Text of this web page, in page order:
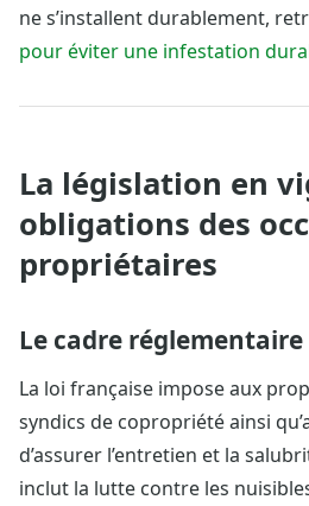
ne s’installent durablement,
pour éviter une infestation
La législation en
obligations des
propriétaires
Le cadre
La loi française impose aux
syndics de copropriété ainsi
d’assurer l’entretien et la
inclut la lutte contre les